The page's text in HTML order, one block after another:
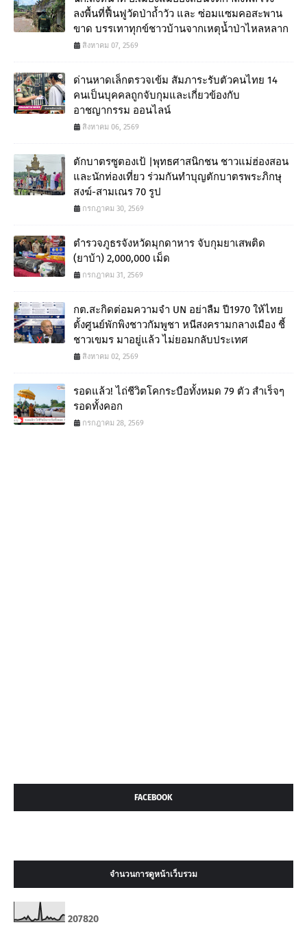
ลงพื้นที่ฟื้นฟูวัดป่าถ้ำวัว และ ซ่อมแซมคอสะพาน
ขาด บรรเทาทุกข์ชาวบ้านจากเหตุน้ำป่าไหลหลาก
สิงหาคม 07, 2569
ด่านหาดเล็กตรวจเข้ม สัมภาระรับตัวคนไทย 14
คนเป็นบุคคลถูกจับกุมและเกี่ยวข้องกับ
อาชญากรรม ออนไลน์
สิงหาคม 06, 2569
ตักบาตรซูตองเป้ |พุทธศาสนิกชน ชาวแม่ฮ่องสอน
และนักท่องเที่ยว ร่วมกันทำบุญตักบาตรพระภิกษุ
สงฆ์-สามเณร 70 รูป
กรกฎาคม 30, 2569
ตำรวจภูธรจังหวัดมุกดาหาร จับกุมยาเสพติด
(ยาบ้า) 2,000,000 เม็ด
กรกฎาคม 31, 2569
กต.สะกิดต่อมความจำ UN อย่าลืม ปี1970 ให้ไทย
ตั้งศูนย์พักพิงชาวกัมพูชา หนีสงครามกลางเมือง ชี้
ชาวเขมร มาอยู่แล้ว ไม่ยอมกลับประเทศ
สิงหาคม 02, 2569
รอดแล้ว! ไถ่ชีวิตโคกระบือทั้งหมด 79 ตัว สำเร็จๆ
รอดทั้งคอก
กรกฎาคม 28, 2569
FACEBOOK
จำนวนการดูหน้าเว็บรวม
207820